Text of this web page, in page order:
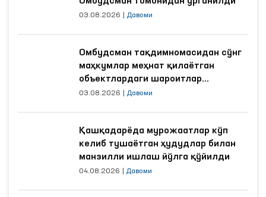
03.08.2026 Давоми
Омбудсман тақдимномасидан сўнг
маҳкумлар меҳнат қилаётган
объектлардаги шароитлар
яхшиланди
03.08.2026 Давоми
Қашқадарёда мурожаатлар кўп
келиб тушаётган ҳудудлар билан
манзилли ишлаш йўлга қўйилди
04.08.2026 Давоми